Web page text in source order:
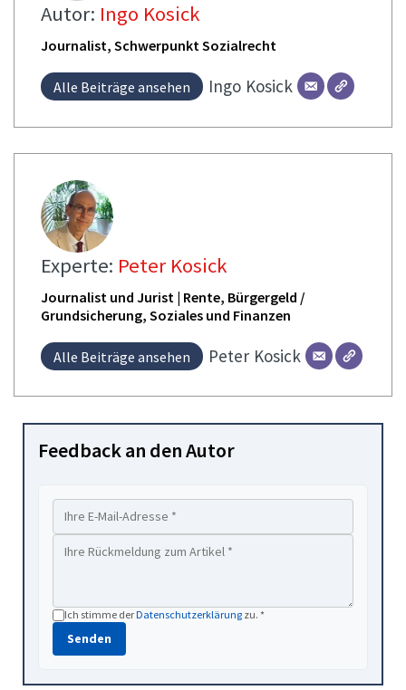
Autor: Ingo Kosick
Journalist, Schwerpunkt Sozialrecht
Alle Beiträge ansehen Ingo Kosick
Experte: Peter Kosick
Journalist und Jurist | Rente, Bürgergeld /
Grundsicherung, Soziales und Finanzen
Alle Beiträge ansehen Peter Kosick
Feedback an den Autor
Ich stimme derDatenschutzerklärung zu. *
Senden